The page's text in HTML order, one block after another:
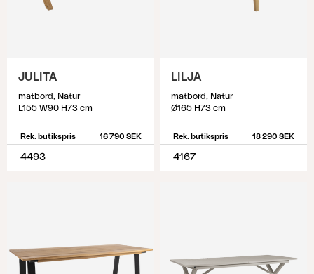
JULITA
matbord, Natur
L155 W90 H73 cm
Rek. butikspris 16 790 SEK
4493
LILJA
matbord, Natur
Ø165 H73 cm
Rek. butikspris 18 290 SEK
4167